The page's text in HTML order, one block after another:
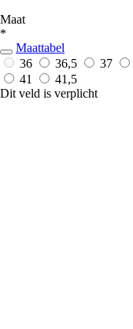
Maat
*
Maattabel
36
36,5 37
41
41,5
Dit veld is verplicht